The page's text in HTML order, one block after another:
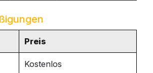
Preis
Kostenlos